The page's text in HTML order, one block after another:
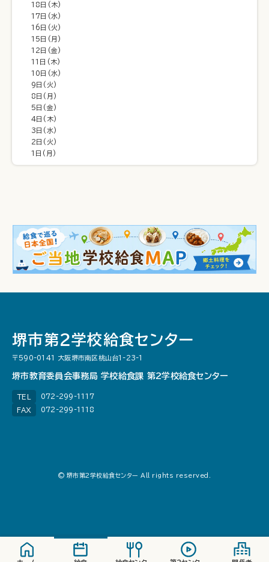
18日(木)
17日(水)
16日(火)
15日(月)
12日(金)
11日(木)
10日(水)
9日(火)
8日(月)
5日(金)
4日(木)
3日(水)
2日(火)
1日(月)
堺市第２学校給食センター
〒590-0141 大阪堺市南区桃山台1-23-1
堺市教育委員会事務局 学校給食課 第2学校給食センター
TEL 072-299-1117
FAX 072-299-1118
© 堺市第2学校給食センター All rights reserved.